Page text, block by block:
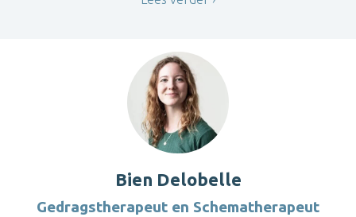
Bien Delobelle
Gedragstherapeut en Schematherapeut